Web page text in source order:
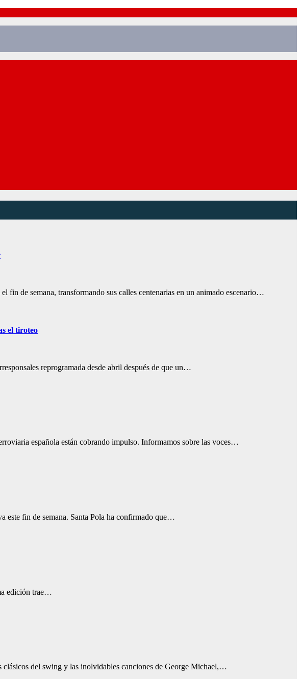
fin de semana, transformando sus calles centenarias en un animado escenario…
el tiroteo
reprogramada desde abril después de que un…
española están cobrando impulso. Informamos sobre las voces…
este fin de semana. Santa Pola ha confirmado que…
edición trae…
del swing y las inolvidables canciones de George Michael,…